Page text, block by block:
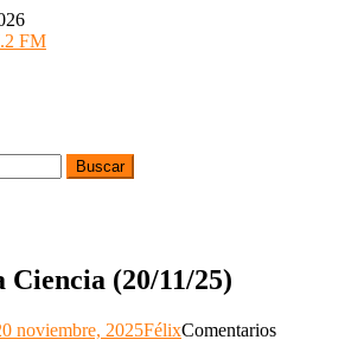
Ciencia (20/11/25)
noviembre, 2025FélixComentarios